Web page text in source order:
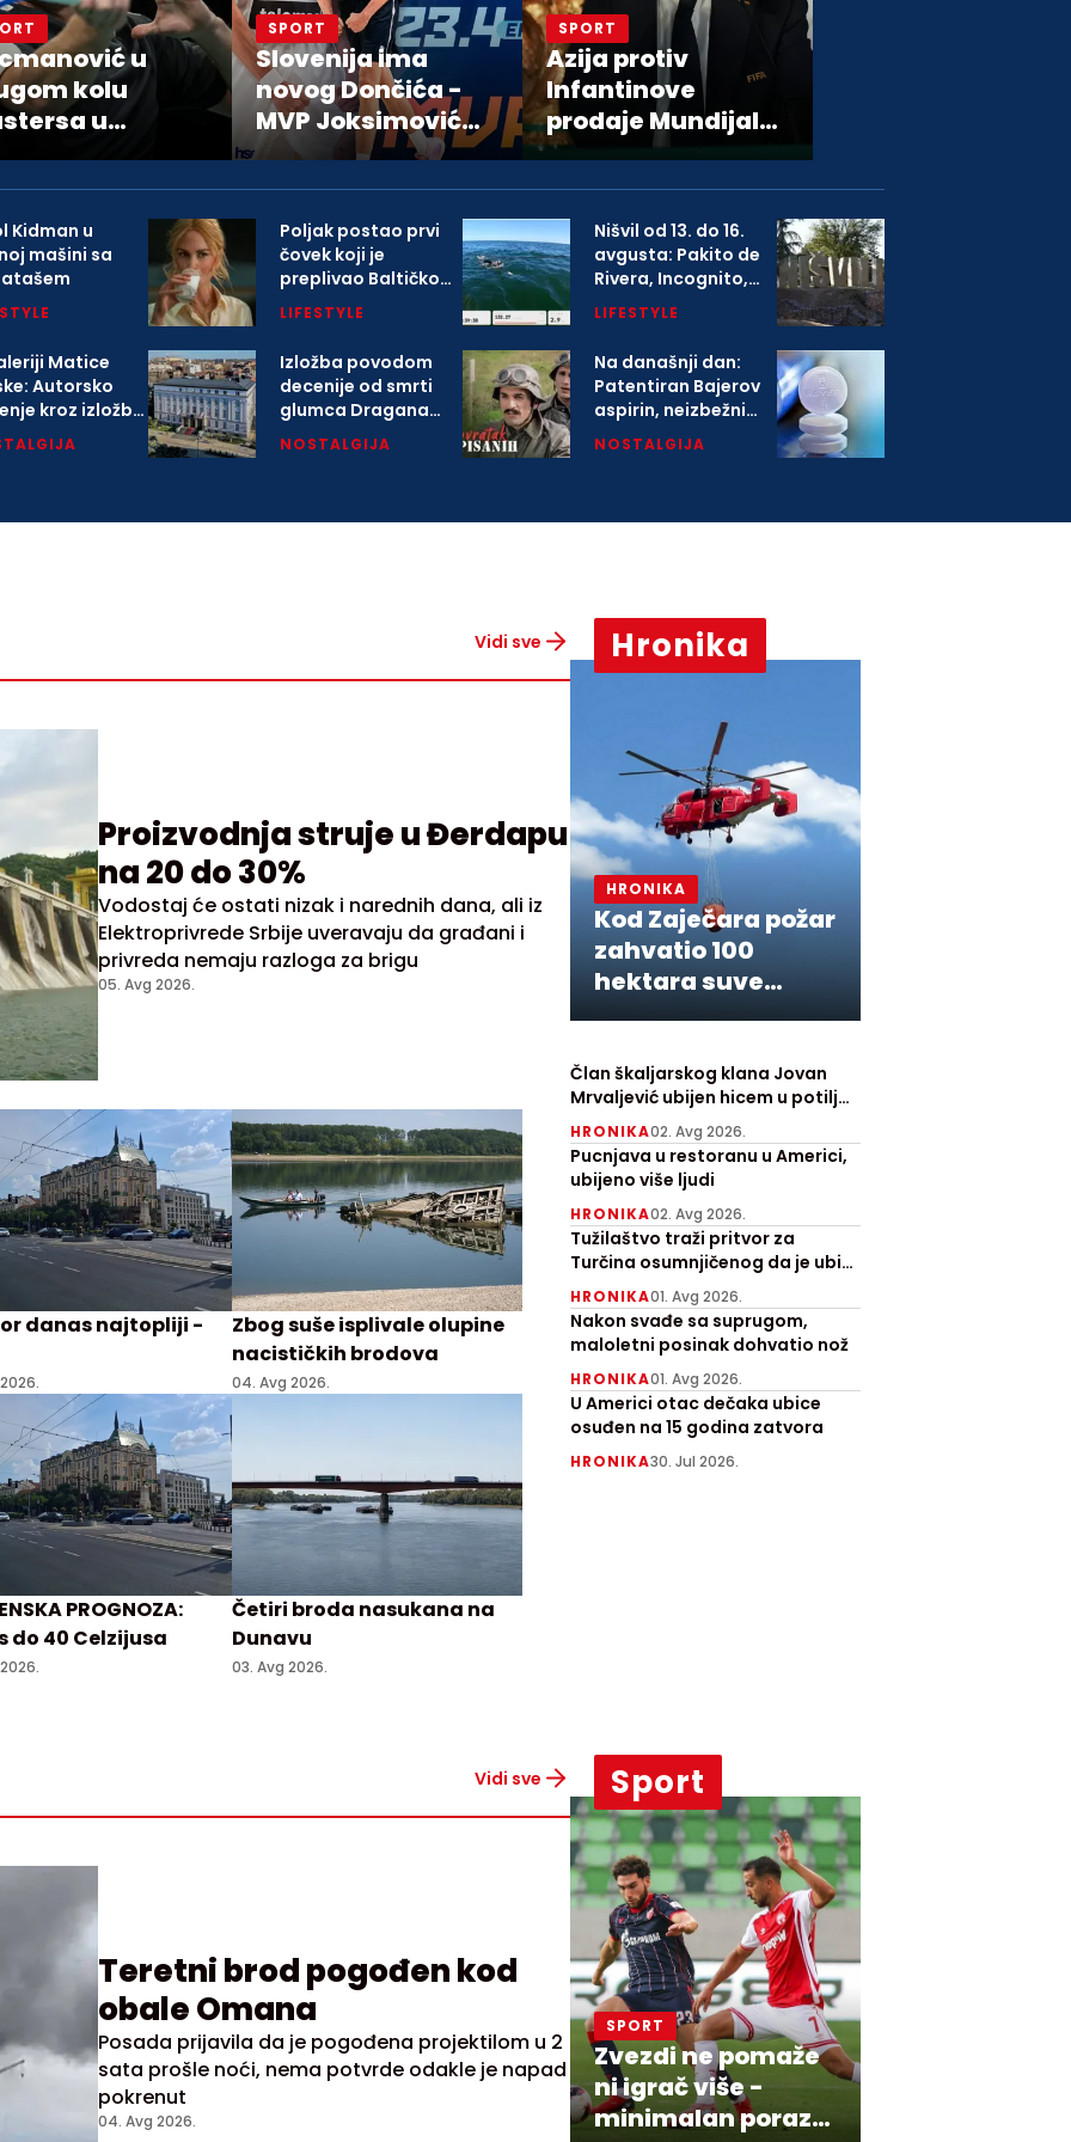
u
kolu
u
SPORT
Slovenija ima
novog Dončića -
MVP Joksimović
na Evrobasketu
nastavio vrtoglavi
uspon
SPORT
Azija protiv
Infantinove
prodaje Mundijala;
Poslanici EP
pozivaju Infantina
da objasni plan
Kidman u
mašini sa
Poljak postao prvi
čovek koji je
preplivao Baltičko
more
LIFESTYLE
Nišvil od 13. do 16.
avgusta: Pakito de
Rivera, Incognito,
Boney M i više od
festivalu
LIFESTYLE
Matice
Autorsko
kroz izložbu
Izložba povodom
decenije od smrti
glumca Dragana
Nikolića
NOSTALGIJA
Na današnji dan:
Patentiran Bajerov
aspirin, neizbežni
deo svih kućnih
NOSTALGIJA
Vidi sve
Proizvodnja struje u Đerdapu
na 20 do 30%
Vodostaj će ostati nizak i narednih dana, ali iz
Elektroprivrede Srbije uveravaju da građani i
privreda nemaju razloga za brigu
05. Avg 2026.
danas najtopliji -
Zbog suše isplivale olupine
nacističkih brodova
04. Avg 2026.
PROGNOZA:
do 40 Celzijusa
Četiri broda nasukana na
Dunavu
03. Avg 2026.
Hronika
HRONIKA
Kod Zaječara požar
zahvatio 100
hektara suve
trave i niskog
angažovan
"Kamov"
Član škaljarskog klana Jovan
Mrvaljević ubijen hicem u potiljak
kod Nikšića
HRONIKA02. Avg 2026.
Pucnjava u restoranu u Americi,
ubijeno više ljudi
HRONIKA02. Avg 2026.
Tužilaštvo traži pritvor za
Turčina osumnjičenog da je ubio
Ruskinju
HRONIKA01. Avg 2026.
Nakon svađe sa suprugom,
maloletni posinak dohvatio nož
HRONIKA01. Avg 2026.
U Americi otac dečaka ubice
osuđen na 15 godina zatvora
HRONIKA30. Jul 2026.
Vidi sve
Teretni brod pogođen kod
obale Omana
Posada prijavila da je pogođena projektilom u 2
sata prošle noći, nema potvrde odakle je napad
pokrenut
04. Avg 2026.
Sport
SPORT
Zvezdi ne pomaže
ni igrač više -
minimalan poraz